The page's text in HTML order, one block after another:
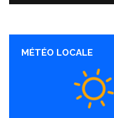
MÉTÉO LOCALE